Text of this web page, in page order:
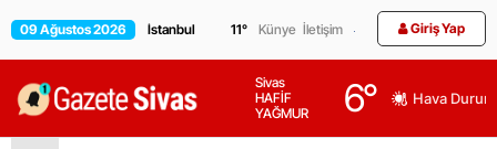
09 Ağustos 2026 11° Künye İletişim Giriş Yap
Sivas
HAFİF
YAĞMUR
6° Hava